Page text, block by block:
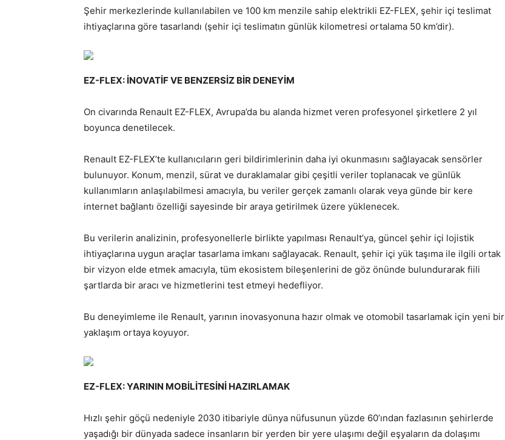
Şehir merkezlerinde kullanılabilen ve 100 km menzile sahip elektrikli EZ-FLEX, şehir içi teslimat
ihtiyaçlarına göre tasarlandı (şehir içi teslimatın günlük kilometresi ortalama 50 km’dir).
EZ-FLEX: İNOVATİF VE BENZERSİZ BİR DENEYİM
On civarında Renault EZ-FLEX, Avrupa’da bu alanda hizmet veren profesyonel şirketlere 2 yıl
boyunca denetilecek.
Renault EZ-FLEX’te kullanıcıların geri bildirimlerinin daha iyi okunmasını sağlayacak sensörler
bulunuyor. Konum, menzil, sürat ve duraklamalar gibi çeşitli veriler toplanacak ve günlük
kullanımların anlaşılabilmesi amacıyla, bu veriler gerçek zamanlı olarak veya günde bir kere
internet bağlantı özelliği sayesinde bir araya getirilmek üzere yüklenecek.
Bu verilerin analizinin, profesyonellerle birlikte yapılması Renault’ya, güncel şehir içi lojistik
ihtiyaçlarına uygun araçlar tasarlama imkanı sağlayacak. Renault, şehir içi yük taşıma ile ilgili ortak
bir vizyon elde etmek amacıyla, tüm ekosistem bileşenlerini de göz önünde bulundurarak fiili
şartlarda bir aracı ve hizmetlerini test etmeyi hedefliyor.
Bu deneyimleme ile Renault, yarının inovasyonuna hazır olmak ve otomobil tasarlamak için yeni bir
yaklaşım ortaya koyuyor.
EZ-FLEX: YARININ MOBİLİTESİNİ HAZIRLAMAK
Hızlı şehir göçü nedeniyle 2030 itibariyle dünya nüfusunun yüzde 60’ından fazlasının şehirlerde
yaşadığı bir dünyada sadece insanların bir yerden bir yere ulaşımı değil eşyaların da dolaşımı